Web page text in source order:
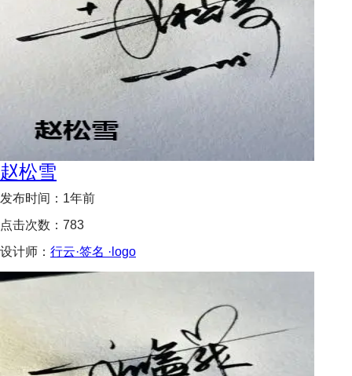
赵松雪
发布时间： 1年前
点击次数： 783
设计师： 行云·签名 ·logo